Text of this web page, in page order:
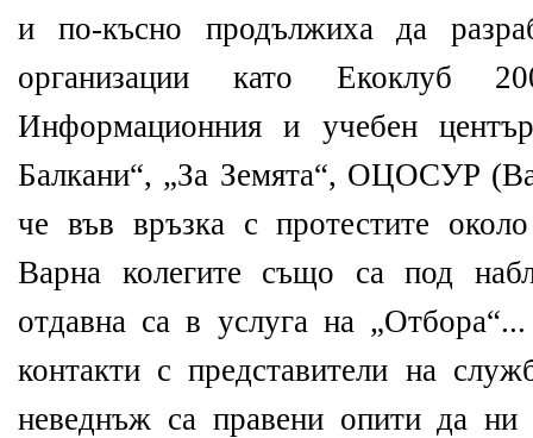
и по-късно продължиха да
организации като Екоклуб
Информационния и учебен
Балкани“, „За Земята“, ОЦОСУР
че във връзка с протестите
Варна колегите също са под
отдавна са в услуга на
контакти с представители на
неведнъж са правени опити да ни